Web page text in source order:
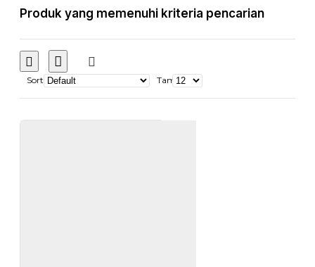
Produk yang memenuhi kriteria pencarian
Sort Tampilkan: